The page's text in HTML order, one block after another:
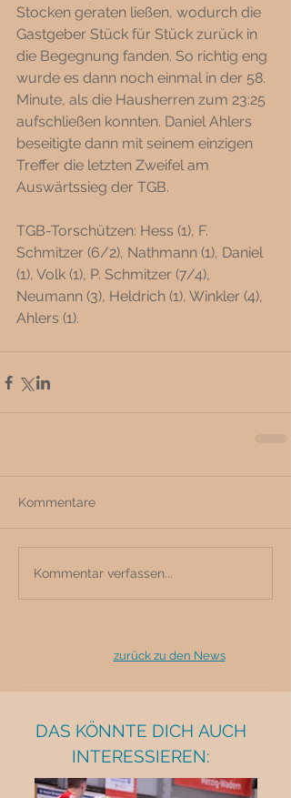
Stocken geraten ließen, wodurch die
Gastgeber Stück für Stück zurück in
die Begegnung fanden. So richtig eng
wurde es dann noch einmal in der 58.
Minute, als die Hausherren zum 23:25
aufschließen konnten. Daniel Ahlers
beseitigte dann mit seinem einzigen
Treffer die letzten Zweifel am
Auswärtssieg der TGB.
TGB-Torschützen: Hess (1), F.
Schmitzer (6/2), Nathmann (1), Daniel
(1), Volk (1), P. Schmitzer (7/4),
Neumann (3), Heldrich (1), Winkler (4),
Ahlers (1).
Kommentare
Kommentar verfassen...
zurück zu den News
DAS KÖNNTE DICH AUCH
INTERESSIEREN: